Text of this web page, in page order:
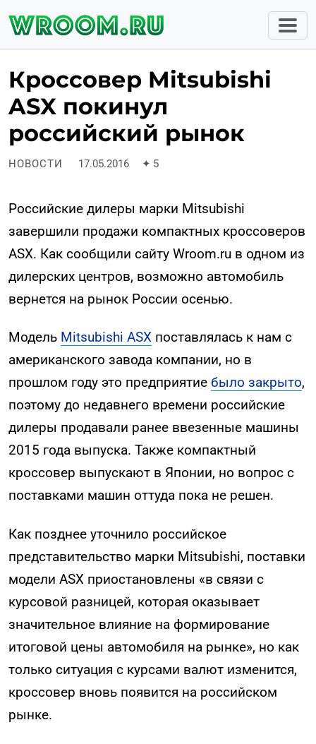
Кроссовер Mitsubishi
ASX покинул
российский рынок
НОВОСТИ 17.05.2016 ✦ 5
Российские дилеры марки Mitsubishi
завершили продажи компактных кроссоверов
ASX. Как сообщили сайту Wroom.ru в одном из
дилерских центров, возможно автомобиль
вернется на рынок России осенью.
Модель Mitsubishi ASX поставлялась к нам с
американского завода компании, но в
прошлом году это предприятие было закрыто,
поэтому до недавнего времени российские
дилеры продавали ранее ввезенные машины
2015 года выпуска. Также компактный
кроссовер выпускают в Японии, но вопрос с
поставками машин оттуда пока не решен.
Как позднее уточнило российское
представительство марки Mitsubishi, поставки
модели ASX приостановлены «в связи с
курсовой разницей, которая оказывает
значительное влияние на формирование
итоговой цены автомобиля на рынке», но как
только ситуация с курсами валют изменится,
кроссовер вновь появится на российском
рынке.